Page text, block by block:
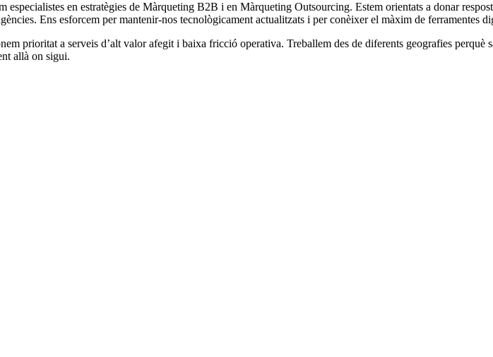
especialistes en estratègies de Màrqueting B2B i en Màrqueting Outsourcing. Estem orientats a donar
Ens esforcem per mantenir-nos tecnològicament actualitzats i per conèixer el màxim de ferramentes
prioritat a serveis d’alt valor afegit i baixa fricció operativa. Treballem des de diferents geografies
allà on sigui.